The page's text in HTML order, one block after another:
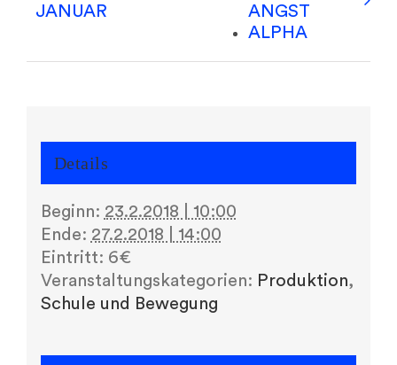
JANUAR
ANGST
ALPHA
Details
Beginn: 23.2.2018 | 10:00
Ende: 27.2.2018 | 14:00
Eintritt: 6€
Veranstaltungskategorien: Produktion,
Schule und Bewegung